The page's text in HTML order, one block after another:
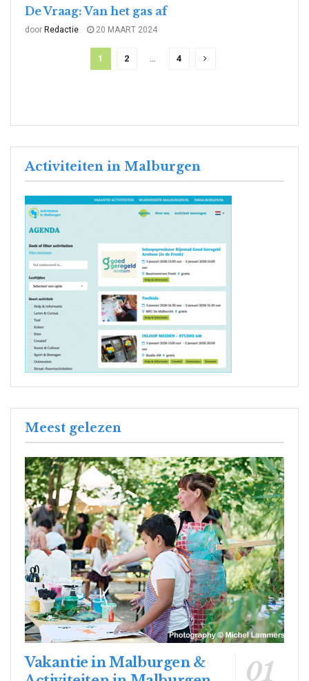
DE VRAAG
De Vraag: Van het gas af
door Redactie 20 MAART 2024
1 2 … 4
Activiteiten in Malburgen
Meest gelezen
Vakantie in Malburgen &